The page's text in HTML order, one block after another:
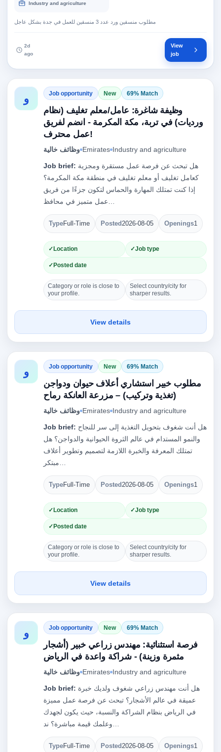
Industry and agriculture
مطلوب منسقين ورد عدد 3 منسقين للعمل في جدة بشكل عاجل
2d
ago
View
job
و Job opportunity New 69% Match
وظيفة شاغرة: عامل/معلم تغليف (نظام
ورديات) في تربة، مكة المكرمة - انضم لفريق
عمل محترف!
وظائف خالية Emirates Industry and agriculture
Job brief:
كعامل تغليف أو معلم تغليف في منطقة مكة المكرمة؟
إذا كنت تمتلك المهارة والحماس لتكون جزءًا من فريق
TypeFull-Time Posted2026-08-05 Openings1
Location Job type
Posted date
Category or role is close to
your profile.
Select country/city for
sharper results.
View details
و Job opportunity New 69% Match
مطلوب خبير استشاري أعلاف حيوان ودواجن
(تغذية وتركيب) – مزرعة العانكة رماح
وظائف خالية Emirates Industry and agriculture
Job brief:
والنمو المستدام في عالم الثروة الحيوانية والدواجن؟ هل
تمتلك المعرفة والخبرة اللازمة لتصميم وتطوير أعلاف
TypeFull-Time Posted2026-08-05 Openings1
Location Job type
Posted date
Category or role is close to
your profile.
Select country/city for
sharper results.
View details
و Job opportunity New 69% Match
فرصة استثنائية: مهندس زراعي خبير (أشجار
مثمرة وزينة) - شراكة واعدة في الرياض
وظائف خالية Emirates Industry and agriculture
Job brief:
عميقة في عالم الأشجار؟ تبحث عن فرصة عمل مميزة
في الرياض بنظام الشراكة والنسبة، حيث يكون لجهدك
TypeFull-Time Posted2026-08-05 Openings1